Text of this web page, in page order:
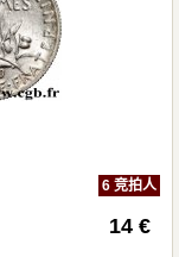
6 竞拍人
14 €